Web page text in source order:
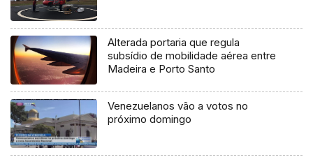
Alterada portaria que regula
subsídio de mobilidade aérea entre
Madeira e Porto Santo
Venezuelanos vão a votos no
próximo domingo